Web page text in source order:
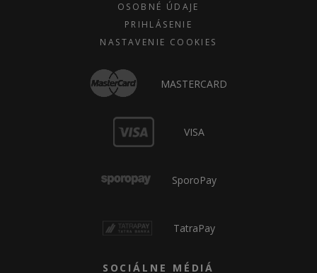
OSOBNÉ ÚDAJE
PRIHLÁSENIE
NASTAVENIE COOKIES
MASTERCARD
VISA
SporoPay
TatraPay
SOCIÁLNE MÉDIÁ